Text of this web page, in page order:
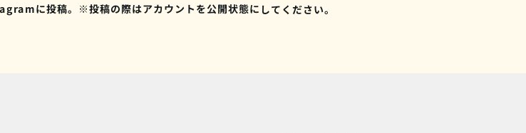
に投稿。※投稿の際はアカウントを公開状態にしてください。